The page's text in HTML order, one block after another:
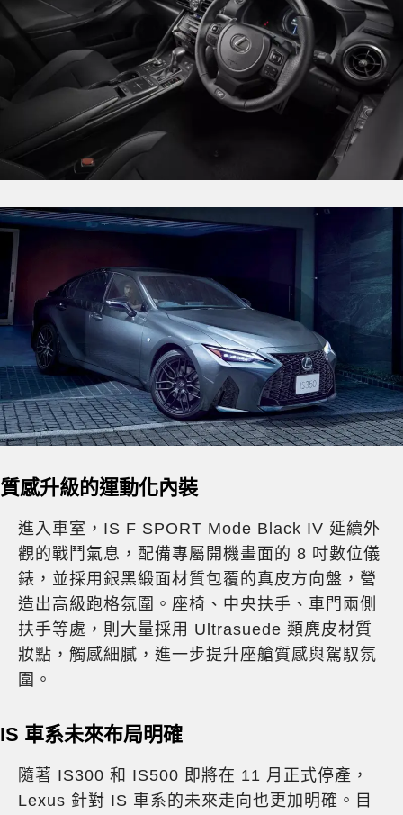
質感升級的運動化內裝
進入車室，IS F SPORT Mode Black IV 延續外
觀的戰鬥氣息，配備專屬開機畫面的 8 吋數位儀
錶，並採用銀黑緞面材質包覆的真皮方向盤，營
造出高級跑格氛圍。座椅、中央扶手、車門兩側
扶手等處，則大量採用 Ultrasuede 類麂皮材質
妝點，觸感細膩，進一步提升座艙質感與駕馭氛
圍。
IS 車系未來布局明確
隨著 IS300 和 IS500 即將在 11 月正式停產，
Lexus 針對 IS 車系的未來走向也更加明確。目